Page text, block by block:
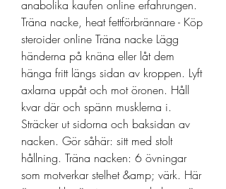
anabolika kaufen online erfahrungen.
Träna nacke, heat fettförbrännare - Köp
steroider online Träna nacke Lägg
händerna på knäna eller låt dem
hänga fritt längs sidan av kroppen. Lyft
axlarna uppåt och mot öronen. Håll
kvar där och spänn musklerna i.
Sträcker ut sidorna och baksidan av
nacken. Gör såhär: sitt med stolt
hållning. Träna nacken: 6 övningar
som motverkar stelhet &amp; värk. Här